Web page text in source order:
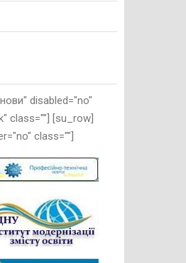
disabled="no"
class=""] [su_row]
class=""]